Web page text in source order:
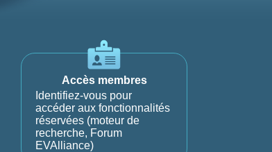
Accès membres
Identifiez-vous pour
accéder aux fonctionnalités
réservées (moteur de
recherche, Forum
EVAlliance)